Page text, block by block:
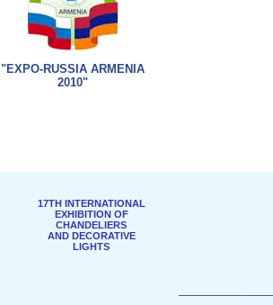
"EXPO-RUSSIA ARMENIA
2010"
17TH INTERNATIONAL
EXHIBITION OF
CHANDELIERS
AND DECORATIVE
LIGHTS